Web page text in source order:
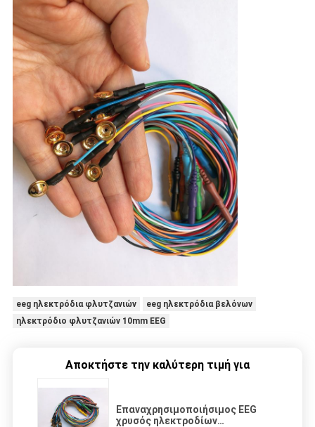
eeg ηλεκτρόδια φλυτζανιών
eeg ηλεκτρόδια βελόνων
ηλεκτρόδιο φλυτζανιών 10mm EEG
Αποκτήστε την καλύτερη τιμή για
Επαναχρησιμοποιήσιμος EEG
χρυσός ηλεκτροδίων